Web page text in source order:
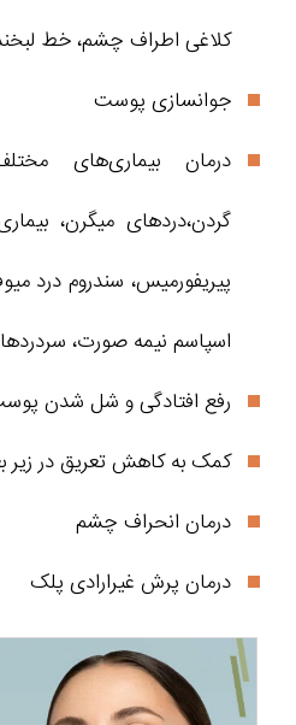
کلاغی اطراف چشم، خط
جوانسازی پوست
درمان بیماری‌های
گردن،دردهای میگرن،
پیریفورمیس، سندروم درد
اسپاسم نیمه صورت،
رفع افتادگی و شل شدن
کمک به کاهش تعریق در زیر
درمان انحراف چشم
درمان پرش غیرارادی پلک